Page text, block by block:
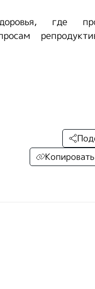
где